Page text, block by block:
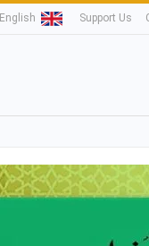
Support Us
English